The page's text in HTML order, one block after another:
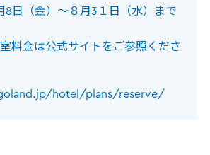
（金）～８月3１日（水）まで
金は公式サイトをご参照くださ
hotel/plans/reserve/